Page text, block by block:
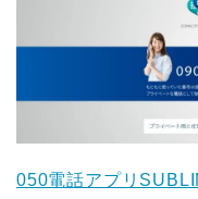
050電話アプリ